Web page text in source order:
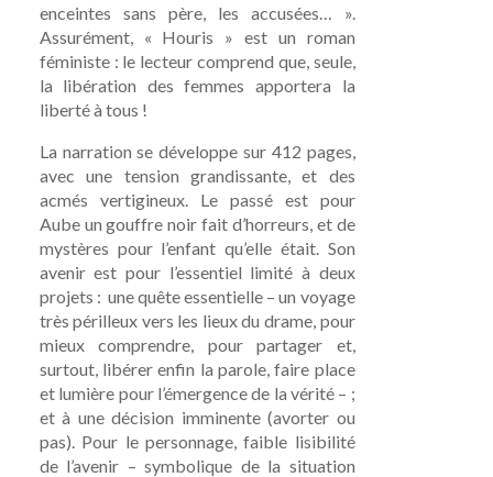
enceintes sans père, les accusées… ».
Assurément, « Houris » est un roman
féministe : le lecteur comprend que, seule,
la libération des femmes apportera la
liberté à tous !
La narration se développe sur 412 pages,
avec une tension grandissante, et des
acmés vertigineux. Le passé est pour
Aube un gouffre noir fait d’horreurs, et de
mystères pour l’enfant qu’elle était. Son
avenir est pour l’essentiel limité à deux
projets : une quête essentielle – un voyage
très périlleux vers les lieux du drame, pour
mieux comprendre, pour partager et,
surtout, libérer enfin la parole, faire place
et lumière pour l’émergence de la vérité – ;
et à une décision imminente (avorter ou
pas). Pour le personnage, faible lisibilité
de l’avenir – symbolique de la situation